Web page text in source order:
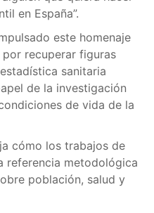
en España”.
este homenaje
recuperar figuras
sanitaria
de la investigación
de vida de la
cómo los trabajos de
referencia metodológica
población, salud y